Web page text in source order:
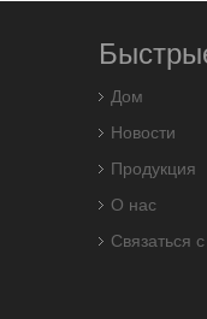
Дом
Новости
Продукция
О нас
Связаться